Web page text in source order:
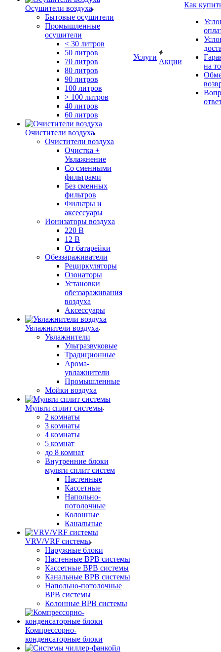
Осушители воздуха
Бытовые осушители
Промышленные
осушители
< 30 литров
50 литров
70 литров
80 литров
90 литров
100 литров
> 100 литров
40 литров
60 литров
Очистители воздуха
Очистители воздуха
Очистка +
Увлажнение
Cо сменными
фильтрами
Без сменных
фильтров
Фильтры и
аксессуары
Ионизаторы воздуха
220 В
12 В
От батарейки
Обеззараживатели
Рециркуляторы
Озонаторы
Установки
обеззараживания
воздуха
Аксессуары
Увлажнители воздуха
Увлажнители
Ультразвуковые
Традиционные
Арома-
увлажнители
Промышленные
Мойки воздуха
Мульти сплит системы
2 комнаты
3 комнаты
4 комнаты
5 комнат
до 8 комнат
Внутренние блоки
мульти сплит систем
Настенные
Кассетные
Напольно-
потолочные
Колонные
Канальные
VRV/VRF системы
Наружные блоки
Настенные ВРВ системы
Кассетные ВРВ системы
Канальные ВРВ системы
Напольно-потолочные
ВРВ системы
Колонные ВРВ системы
Компрессорно-
конденсаторные блоки
Услуги
Акции
Как
на